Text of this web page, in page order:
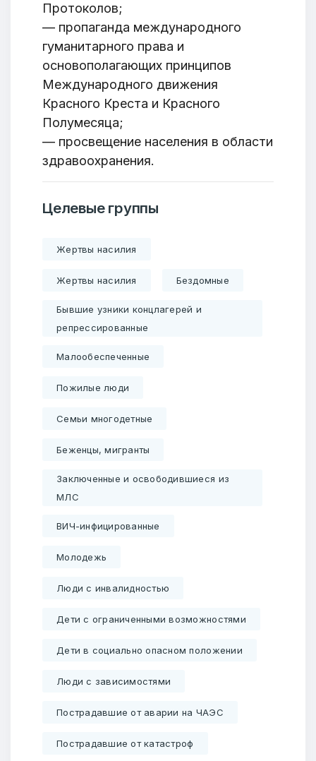
Протоколов;
— пропаганда международного
гуманитарного права и
основополагающих принципов
Международного движения
Красного Креста и Красного
Полумесяца;
— просвещение населения в области
здравоохранения.
Целевые группы
Жертвы насилия
Жертвы насилия Бездомные
Бывшие узники концлагерей и
репрессированные
Малообеспеченные
Пожилые люди
Семьи многодетные
Беженцы, мигранты
Заключенные и освободившиеся из
МЛС
ВИЧ-инфицированные
Молодежь
Люди с инвалидностью
Дети с ограниченными возможностями
Дети в социально опасном положении
Люди с зависимостями
Пострадавшие от аварии на ЧАЭС
Пострадавшие от катастроф